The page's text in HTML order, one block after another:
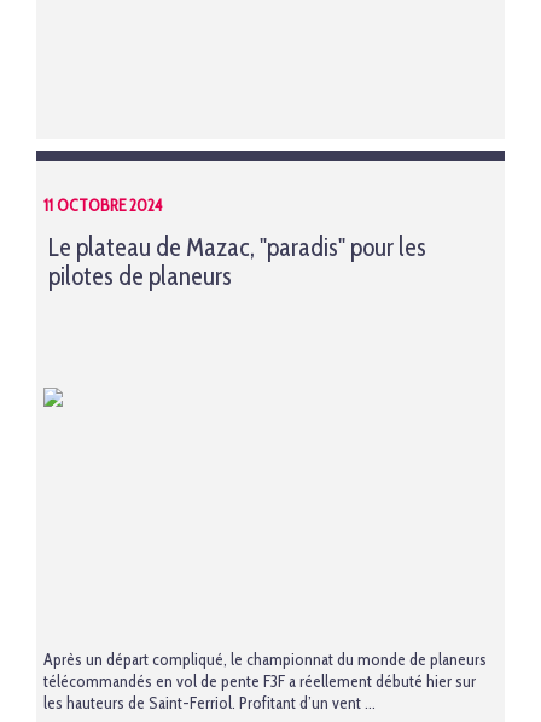
11 OCTOBRE 2024
Le plateau de Mazac, "paradis" pour les
pilotes de planeurs
Après un départ compliqué, le championnat du monde de planeurs
télécommandés en vol de pente F3F a réellement débuté hier sur
les hauteurs de Saint-Ferriol. Profitant d’un vent ...